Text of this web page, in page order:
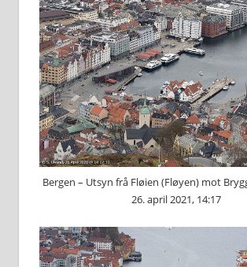
Bergen – Utsyn frå Fløien (Fløyen) mot
26. april 2021, 14:17